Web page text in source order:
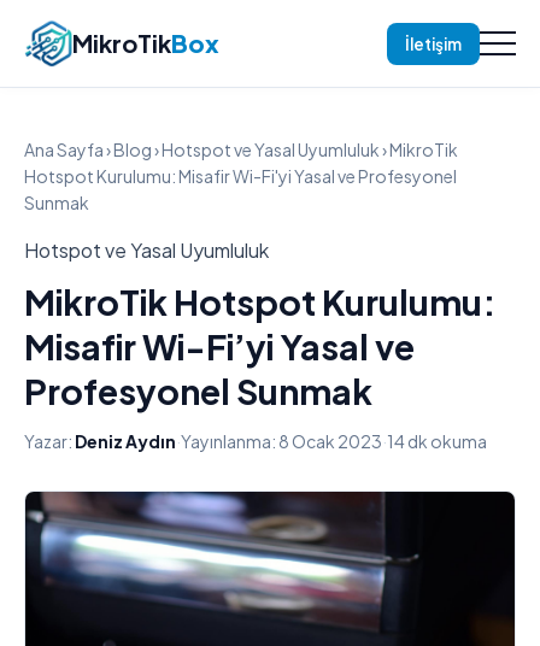
MikroTikBox İletişim
Ana Sayfa›Blog›Hotspot ve Yasal Uyumluluk› MikroTik
Hotspot Kurulumu: Misafir Wi-Fi'yi Yasal ve Profesyonel
Sunmak
Hotspot ve Yasal Uyumluluk
MikroTik Hotspot Kurulumu:
Misafir Wi-Fi’yi Yasal ve
Profesyonel Sunmak
Yazar: Deniz Aydın·Yayınlanma: 8 Ocak 2023·14 dk okuma